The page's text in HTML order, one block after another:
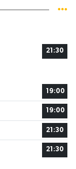
21:30
19:00
19:00
21:30
21:30